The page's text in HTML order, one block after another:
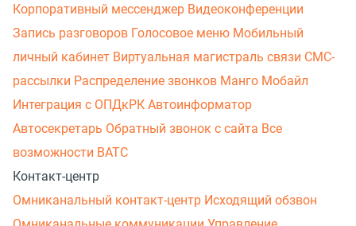
Корпоративный мессенджер Видеоконференции
Запись разговоров Голосовое меню Мобильный
личный кабинет Виртуальная магистраль связи СМС-
рассылки Распределение звонков Манго Мобайл
Интеграция с ОПДкРК Автоинформатор
Автосекретарь Обратный звонок с сайта Все
возможности ВАТС
Контакт-центр
Омниканальный контакт-центр Исходящий обзвон